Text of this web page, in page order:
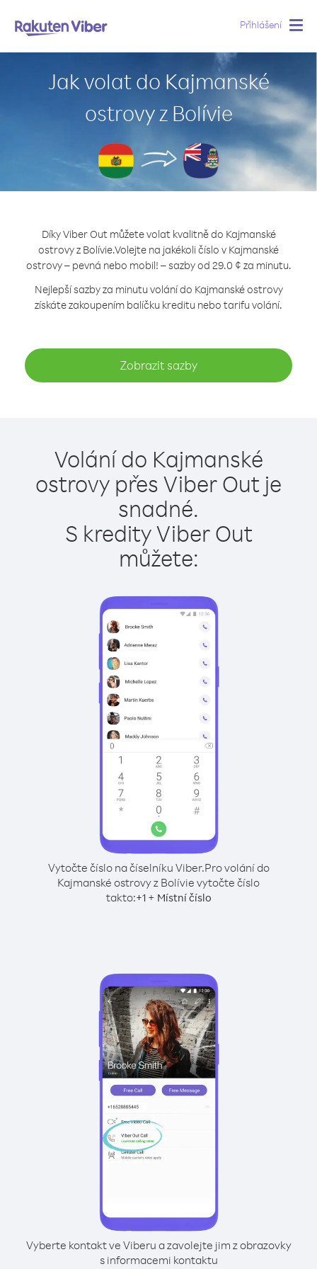
Přihlášení
Jak volat do Kajmanské
ostrovy z Bolívie
Díky Viber Out můžete volat kvalitně do Kajmanské
ostrovy z Bolívie.Volejte na jakékoli číslo v Kajmanské
ostrovy – pevná nebo mobil! – sazby od 29.0 ¢ za minutu.
Nejlepší sazby za minutu volání do Kajmanské ostrovy
získáte zakoupením balíčku kreditu nebo tarifu volání.
Zobrazit sazby
Volání do Kajmanské
ostrovy přes Viber Out je
snadné.
S kredity Viber Out
můžete:
Vytočte číslo na číselníku Viber.Pro volání do
Kajmanské ostrovy z Bolívie vytočte číslo
takto:+1+ Místní číslo
Vyberte kontakt ve Viberu a zavolejte jim z obrazovky
s informacemi kontaktu